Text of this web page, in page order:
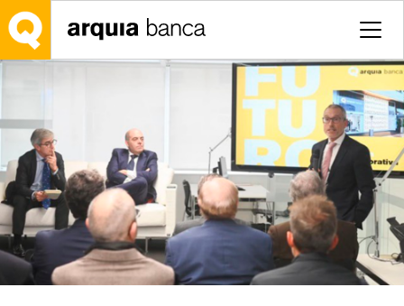
Saltar al contenido principal